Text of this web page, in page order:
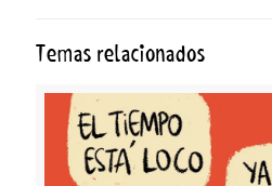
Temas relacionados